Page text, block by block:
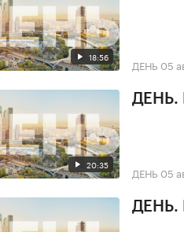
18:56 ДЕНЬ 05
20:35
ДЕНЬ.
ДЕНЬ 05
ДЕНЬ.